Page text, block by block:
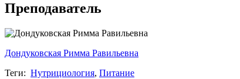
Преподаватель
Дондуковская Римма Равильевна
Теги: Нутрициология, Питание